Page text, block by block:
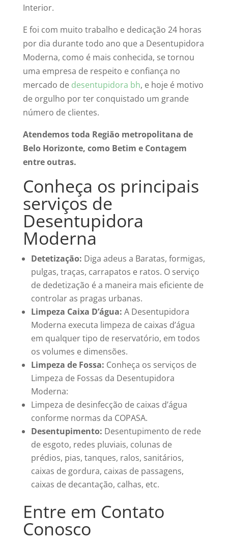
Interior.
E foi com muito trabalho e dedicação 24 horas
por dia durante todo ano que a Desentupidora
Moderna, como é mais conhecida, se tornou
uma empresa de respeito e confiança no
mercado de desentupidora bh, e hoje é motivo
de orgulho por ter conquistado um grande
número de clientes.
Atendemos toda Região metropolitana de
Belo Horizonte, como Betim e Contagem
entre outras.
Conheça os principais
serviços de
Desentupidora
Moderna
Detetização: Diga adeus a Baratas, formigas,
pulgas, traças, carrapatos e ratos. O serviço
de dedetização é a maneira mais eficiente de
controlar as pragas urbanas.
Limpeza Caixa D’água: A Desentupidora
Moderna executa limpeza de caixas d’água
em qualquer tipo de reservatório, em todos
os volumes e dimensões.
Limpeza de Fossa: Conheça os serviços de
Limpeza de Fossas da Desentupidora
Moderna:
Limpeza de desinfecção de caixas d’água
conforme normas da COPASA.
Desentupimento: Desentupimento de rede
de esgoto, redes pluviais, colunas de
prédios, pias, tanques, ralos, sanitários,
caixas de gordura, caixas de passagens,
caixas de decantação, calhas, etc.
Entre em Contato
Conosco